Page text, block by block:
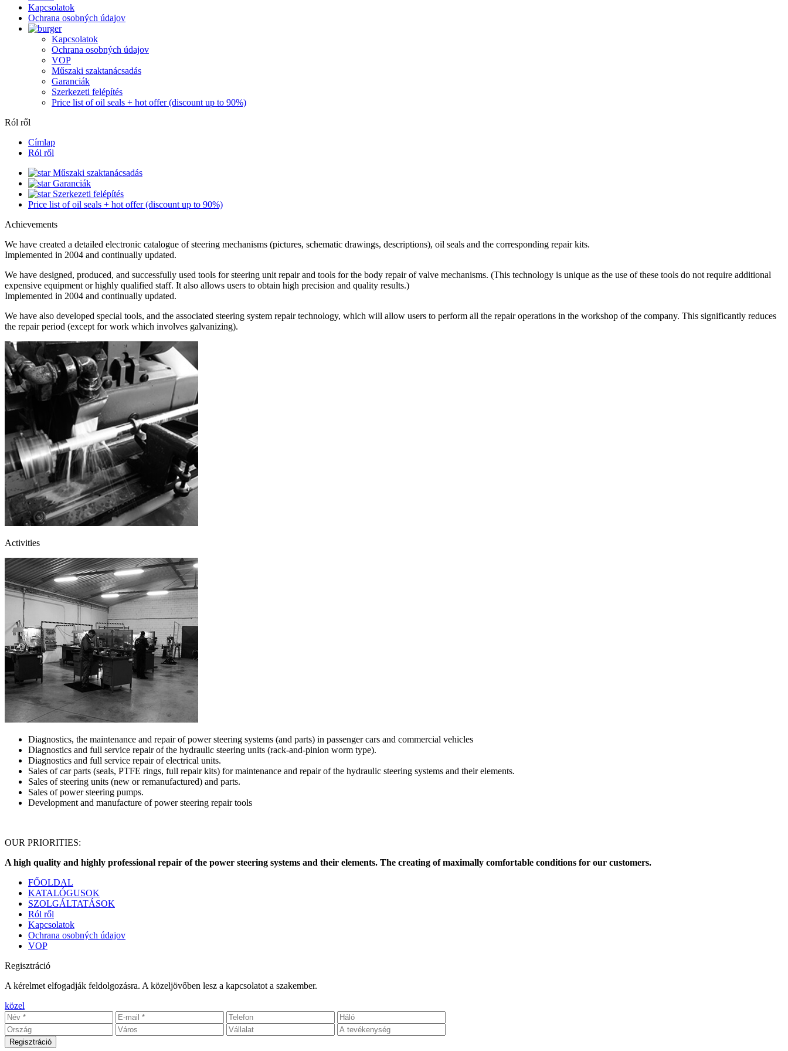
Kapcsolatok
Ochrana osobných údajov
Kapcsolatok
Ochrana osobných údajov
VOP
Műszaki szaktanácsadás
Garanciák
Szerkezeti felépítés
Price list of oil seals + hot offer (discount up to 90%)
Ról ről
Címlap
Ról ről
Műszaki szaktanácsadás
Garanciák
Szerkezeti felépítés
Price list of oil seals + hot offer (discount up to 90%)
Achievements
We have created a detailed electronic catalogue of steering mechanisms (pictures, schematic drawings, descriptions), oil seals and the corresponding repair kits.
Implemented in 2004 and continually updated.
We have designed, produced, and successfully used tools for steering unit repair and tools for the body repair of valve mechanisms. (This technology is unique as the use of these tools do not require additional
expensive equipment or highly qualified staff. It also allows users to obtain high precision and quality results.)
Implemented in 2004 and continually updated.
We have also developed special tools, and the associated steering system repair technology, which will allow users to perform all the repair operations in the workshop of the company. This significantly reduces
the repair period (except for work which involves galvanizing).
Activities
Diagnostics, the maintenance and repair of power steering systems (and parts) in passenger cars and commercial vehicles
Diagnostics and full service repair of the hydraulic steering units (rack-and-pinion worm type).
Diagnostics and full service repair of electrical units.
Sales of car parts (seals, PTFE rings, full repair kits) for maintenance and repair of the hydraulic steering systems and their elements.
Sales of steering units (new or remanufactured) and parts.
Sales of power steering pumps.
Development and manufacture of power steering repair tools
OUR PRIORITIES:
A high quality and highly professional repair of the power steering systems and their elements. The creating of maximally comfortable conditions for our customers.
FŐOLDAL
KATALÓGUSOK
SZOLGÁLTATÁSOK
Ról ről
Kapcsolatok
Ochrana osobných údajov
VOP
Regisztráció
A kérelmet elfogadják feldolgozásra. A közeljövőben lesz a kapcsolatot a szakember.
közel
Regisztráció